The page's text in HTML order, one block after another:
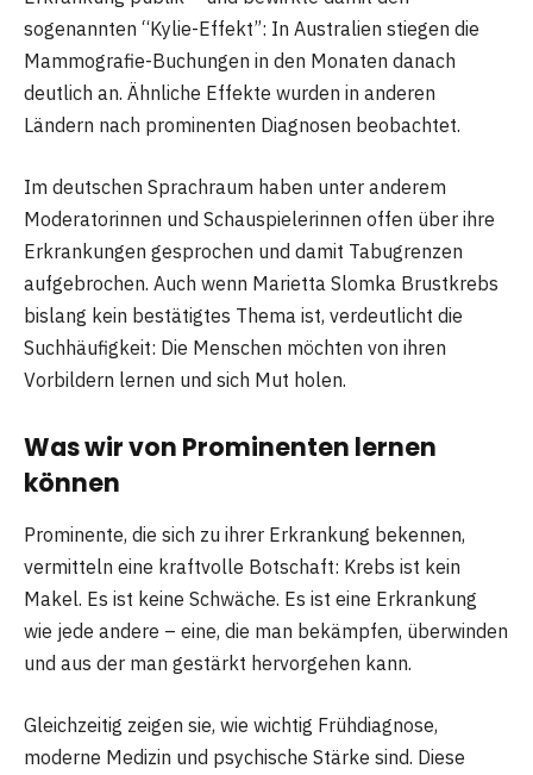
sogenannten “Kylie-Effekt”: In Australien stiegen die
Mammografie-Buchungen in den Monaten danach
deutlich an. Ähnliche Effekte wurden in anderen
Ländern nach prominenten Diagnosen beobachtet.
Im deutschen Sprachraum haben unter anderem
Moderatorinnen und Schauspielerinnen offen über ihre
Erkrankungen gesprochen und damit Tabugrenzen
aufgebrochen. Auch wenn Marietta Slomka Brustkrebs
bislang kein bestätigtes Thema ist, verdeutlicht die
Suchhäufigkeit: Die Menschen möchten von ihren
Vorbildern lernen und sich Mut holen.
Was wir von Prominenten lernen
können
Prominente, die sich zu ihrer Erkrankung bekennen,
vermitteln eine kraftvolle Botschaft: Krebs ist kein
Makel. Es ist keine Schwäche. Es ist eine Erkrankung
wie jede andere – eine, die man bekämpfen, überwinden
und aus der man gestärkt hervorgehen kann.
Gleichzeitig zeigen sie, wie wichtig Frühdiagnose,
moderne Medizin und psychische Stärke sind. Diese